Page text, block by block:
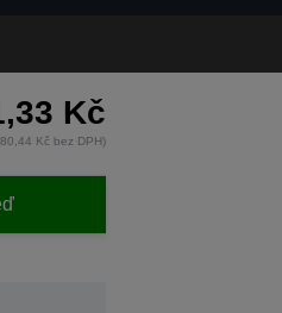
Kč
Kč bez DPH)